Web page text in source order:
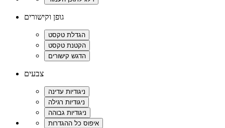
גופן וקישורים
צבעים